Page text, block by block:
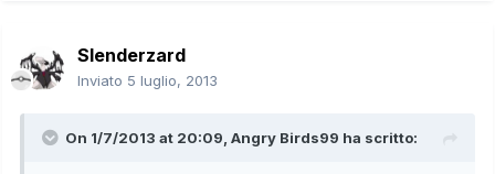
Slenderzard
Inviato 5 luglio, 2013
On 1/7/2013 at 20:09, Angry Birds99 ha scritto: